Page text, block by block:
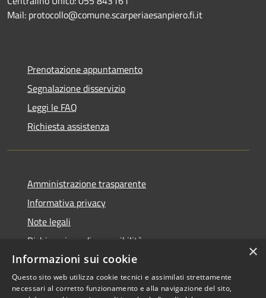
Mail: protocollo@comune.scarperiaesanpiero.fi.it
Prenotazione appuntamento
Segnalazione disservizio
Leggi le FAQ
Richiesta assistenza
Amministrazione trasparente
Informativa privacy
Note legali
Dichiarazione di accessibilità
×
Informazioni sui cookie
Questo sito web utilizza cookie tecnici e assimilati strettamente
necessari al corretto funzionamento e alla navigazione del sito,